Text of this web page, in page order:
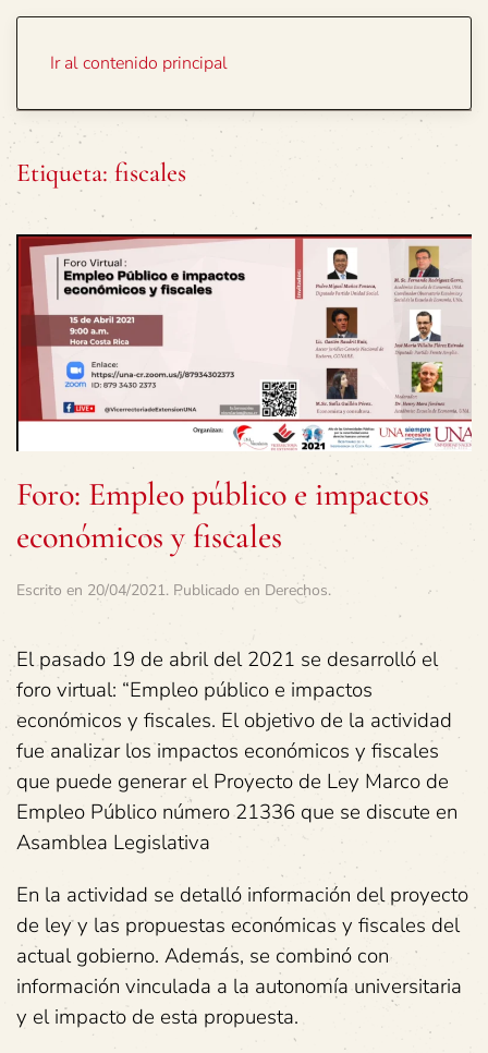
Ir al contenido principal
Etiqueta: fiscales
Foro: Empleo público e impactos
económicos y fiscales
Escrito en 20/04/2021. Publicado en Derechos.
El pasado 19 de abril del 2021 se desarrolló el
foro virtual: “Empleo público e impactos
económicos y fiscales. El objetivo de la actividad
fue analizar los impactos económicos y fiscales
que puede generar el Proyecto de Ley Marco de
Empleo Público número 21336 que se discute en
Asamblea Legislativa
En la actividad se detalló información del proyecto
de ley y las propuestas económicas y fiscales del
actual gobierno. Además, se combinó con
información vinculada a la autonomía universitaria
y el impacto de esta propuesta.